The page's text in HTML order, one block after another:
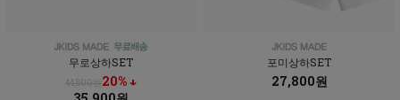
무로상하SET
44,800원20% ↓
포미상하SET
27,800원